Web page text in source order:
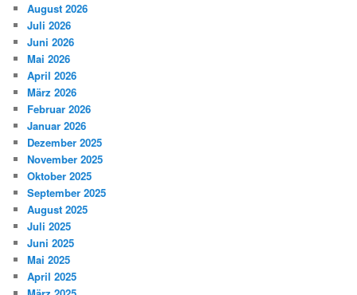
August 2026
Juli 2026
Juni 2026
Mai 2026
April 2026
März 2026
Februar 2026
Januar 2026
Dezember 2025
November 2025
Oktober 2025
September 2025
August 2025
Juli 2025
Juni 2025
Mai 2025
April 2025